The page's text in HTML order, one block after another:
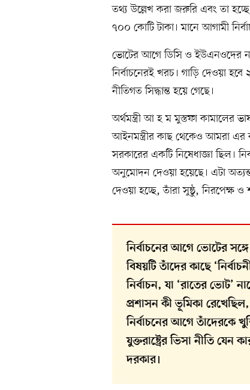
তথ্য উল্লেখ করা জরুরি এবং তা
৭০০ কোটি টাকা। মানে আগামী
ভোটের আগে ডিসি ও ইউএনওদের
নির্বাচনেরই খরচ। গাড়ি দেওয়া
নীতিগত সিদ্ধান্ত হয়ে গেছে।
অর্থমন্ত্রী আ হ ম মুস্তফা কামালের
আইনমন্ত্রীর কাছ থেকেও আমরা এর
সরকারের একটি নিষেধাজ্ঞা ছিল।
অনুমোদন দেওয়া হয়েছে। এটা
দেওয়া হচ্ছে, তাঁরা সুষ্ঠু, নিরপেক্ষ ও
নির্বাচনের আগে ভোটের
বিষয়টি তাঁদের কাছে
নির্বাচন, যা ‘রাতের ভোট’
প্রশাসন কী ভূমিকা
নির্বাচনের আগে তাঁদেরকে
যুক্তরাষ্ট্রের ভিসা নীতি
দরকার।